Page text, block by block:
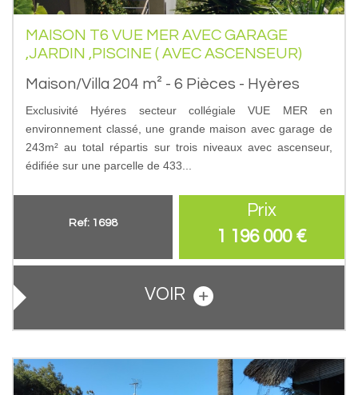
MAISON T6 VUE MER AVEC GARAGE
,JARDIN ,PISCINE ( AVEC ASCENSEUR)
Maison/Villa 204 m² - 6 Pièces - Hyères
Exclusivité Hyéres secteur collégiale VUE MER en
environnement classé, une grande maison avec garage de
243m² au total répartis sur trois niveaux avec ascenseur,
édifiée sur une parcelle de 433...
Ref: 1698
Prix
1 196 000 €
VOIR